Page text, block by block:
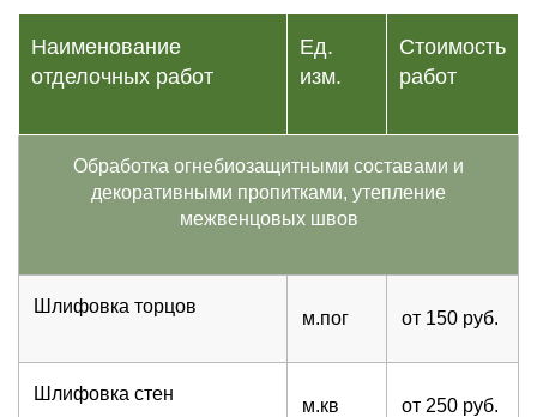
Наименование
отделочных работ
Ед.
изм.
Стоимость
работ
Обработка огнебиозащитными составами и
декоративными пропитками, утепление
межвенцовых швов
Шлифовка торцов
м.пог от 150 руб.
Шлифовка стен
м.кв от 250 руб.